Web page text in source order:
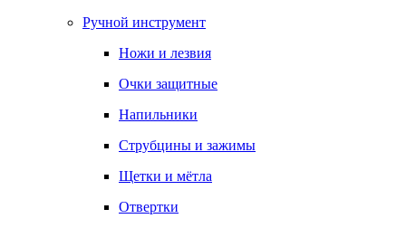
Ручной инструмент
Ножи и лезвия
Очки защитные
Напильники
Струбцины и зажимы
Щетки и мётла
Отвертки